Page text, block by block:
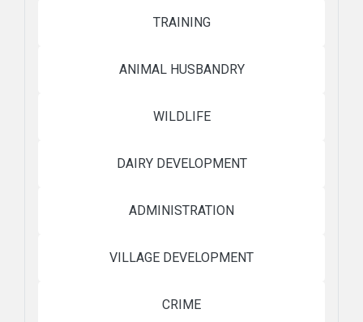
TRAINING
ANIMAL HUSBANDRY
WILDLIFE
DAIRY DEVELOPMENT
ADMINISTRATION
VILLAGE DEVELOPMENT
CRIME